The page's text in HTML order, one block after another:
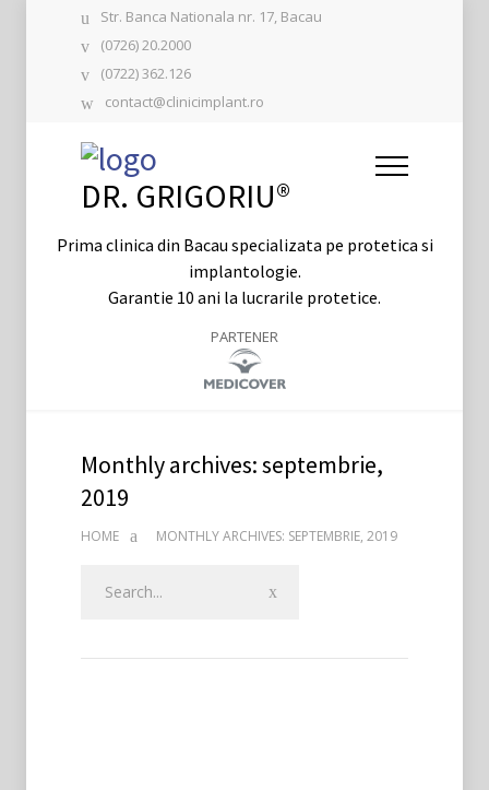
Str. Banca Nationala nr. 17, Bacau
(0726) 20.2000
(0722) 362.126
contact@clinicimplant.ro
DR. GRIGORIU®
Prima clinica din Bacau specializata pe protetica si
implantologie.
Garantie 10 ani la lucrarile protetice.
PARTENER
Monthly archives: septembrie,
2019
HOME MONTHLY ARCHIVES: SEPTEMBRIE, 2019